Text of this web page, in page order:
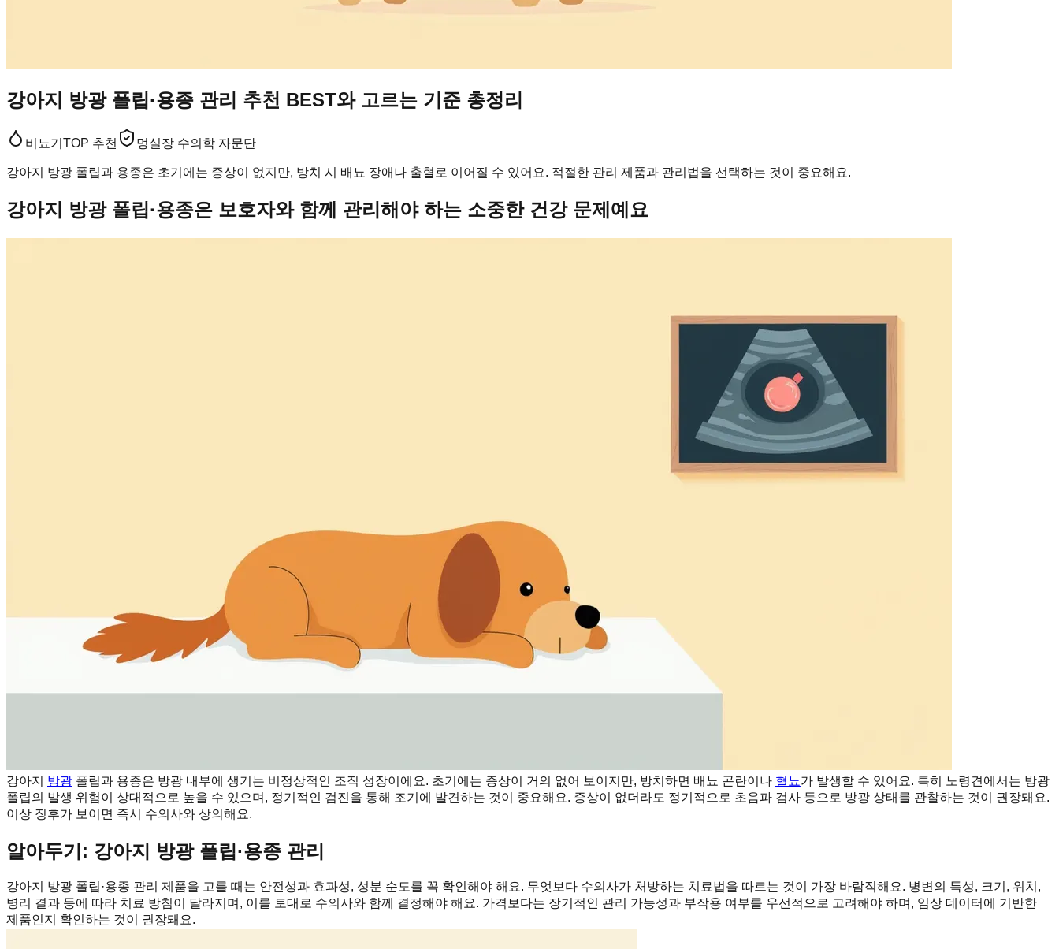
강아지 방광 폴립·용종 관리 추천 BEST와 고르는 기준 총정리
비뇨기 TOP 추천 멍실장 수의학 자문단
강아지 방광 폴립과 용종은 초기에는 증상이 없지만, 방치 시 배뇨 장애나 출혈로 이어질 수 있어요. 적절한 관리 제품과 관리법을 선택하는 것이 중요해요.
강아지 방광 폴립·용종은 보호자와 함께 관리해야 하는 소중한 건강 문제예요
강아지 방광 폴립과 용종은 방광 내부에 생기는 비정상적인 조직 성장이에요. 초기에는 증상이 거의 없어 보이지만, 방치하면 배뇨 곤란이나 혈뇨가 발생할 수 있어요. 특히 노령견에서는 방광
폴립의 발생 위험이 상대적으로 높을 수 있으며, 정기적인 검진을 통해 조기에 발견하는 것이 중요해요. 증상이 없더라도 정기적으로 초음파 검사 등으로 방광 상태를 관찰하는 것이 권장돼요.
이상 징후가 보이면 즉시 수의사와 상의해요.
알아두기: 강아지 방광 폴립·용종 관리
강아지 방광 폴립·용종 관리 제품을 고를 때는 안전성과 효과성, 성분 순도를 꼭 확인해야 해요. 무엇보다 수의사가 처방하는 치료법을 따르는 것이 가장 바람직해요. 병변의 특성, 크기, 위치,
병리 결과 등에 따라 치료 방침이 달라지며, 이를 토대로 수의사와 함께 결정해야 해요. 가격보다는 장기적인 관리 가능성과 부작용 여부를 우선적으로 고려해야 하며, 임상 데이터에 기반한
제품인지 확인하는 것이 권장돼요.